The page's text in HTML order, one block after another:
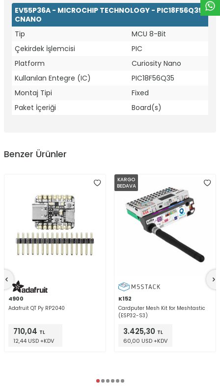
EV55P36A - MICROCHIP TECHNOLOGY - PIC18F56Q35
CNANO
Tip
MCU 8-Bit
Çekirdek İşlemcisi
PIC
Platform
Curiosity Nano
Kullanılan Entegre (IC)
PIC18F56Q35
Montaj Tipi
Fixed
Paket İçeriği
Board(s)
Benzer Ürünler
4900
Adafruit QT Py RP2040
710,04 TL
12,44 USD +KDV
KARGO
BEDAVA
K152
Cardputer Mesh Kit for Meshtastic
(ESP32-S3)
3.425,30 TL
60,00 USD +KDV